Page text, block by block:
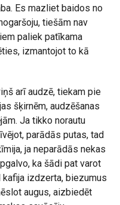
Es mazliet baidos no
tiešām nav
paliek patīkama
izmantojot to kā
arī audzē, tiekam pie
šķirnēm, audzēšanas
Ja tikko norautu
parādās putas, tad
ja neparādās nekas
ka šādi pat varot
izdzerta, biezumus
augus, aizbiedēt